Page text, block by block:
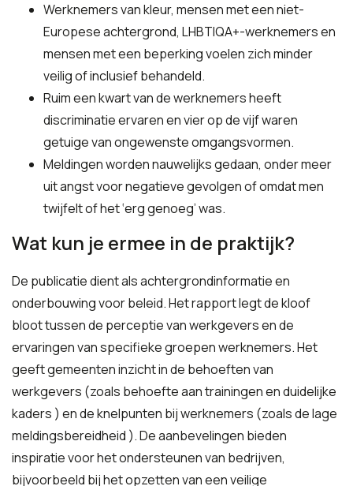
Werknemers van kleur, mensen met een niet-
Europese achtergrond, LHBTIQA+-werknemers en
mensen met een beperking voelen zich minder
veilig of inclusief behandeld.
Ruim een kwart van de werknemers heeft
discriminatie ervaren en vier op de vijf waren
getuige van ongewenste omgangsvormen.
Meldingen worden nauwelijks gedaan, onder meer
uit angst voor negatieve gevolgen of omdat men
twijfelt of het ‘erg genoeg’ was.
Wat kun je ermee in de praktijk?
De publicatie dient als achtergrondinformatie en
onderbouwing voor beleid. Het rapport legt de kloof
bloot tussen de perceptie van werkgevers en de
ervaringen van specifieke groepen werknemers. Het
geeft gemeenten inzicht in de behoeften van
werkgevers (zoals behoefte aan trainingen en duidelijke
kaders ) en de knelpunten bij werknemers (zoals de lage
meldingsbereidheid ). De aanbevelingen bieden
inspiratie voor het ondersteunen van bedrijven,
bijvoorbeeld bij het opzetten van een veilige